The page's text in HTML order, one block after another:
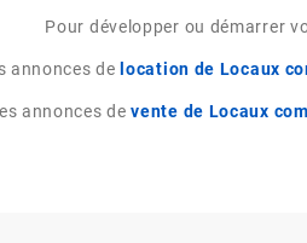
Pour développer ou démarrer
annonces de location de Locaux
annonces devente de Locaux